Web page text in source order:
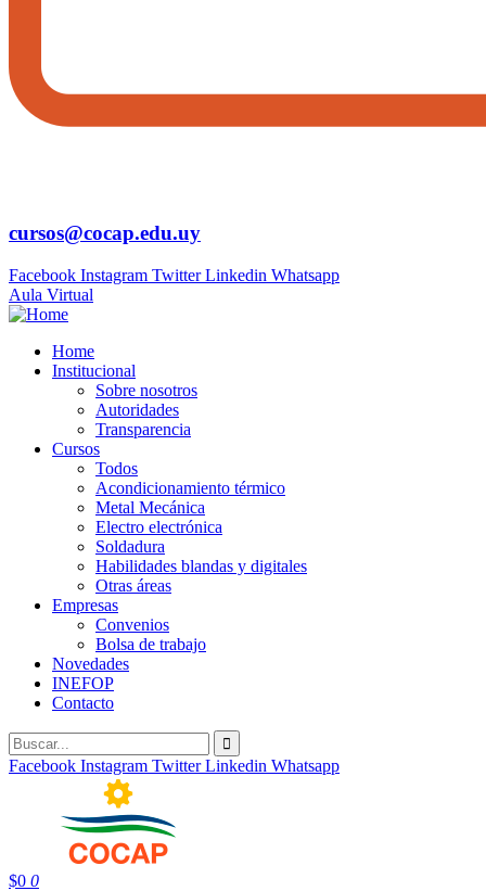
cursos@cocap.edu.uy
Facebook Instagram Twitter Linkedin Whatsapp
Aula Virtual
Home
Institucional
Sobre nosotros
Autoridades
Transparencia
Cursos
Todos
Acondicionamiento térmico
Metal Mecánica
Electro electrónica
Soldadura
Habilidades blandas y digitales
Otras áreas
Empresas
Convenios
Bolsa de trabajo
Novedades
INEFOP
Contacto
Facebook Instagram Twitter Linkedin Whatsapp
$0 0